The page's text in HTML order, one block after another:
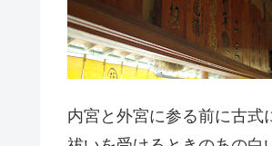
内宮と外宮に参る前に古式